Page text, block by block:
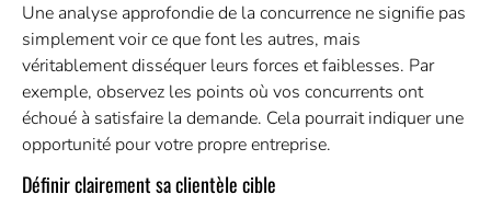
Une analyse approfondie de la concurrence ne signifie pas
simplement voir ce que font les autres, mais
véritablement disséquer leurs forces et faiblesses. Par
exemple, observez les points où vos concurrents ont
échoué à satisfaire la demande. Cela pourrait indiquer une
opportunité pour votre propre entreprise.
Définir clairement sa clientèle cible